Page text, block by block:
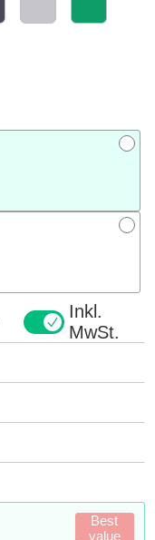
Inkl.
MwSt.
Best
value